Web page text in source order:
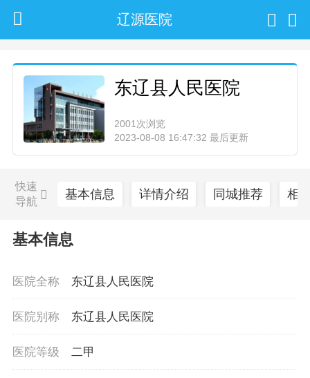
辽源医院
东辽县人民医院
2001次浏览
2023-08-08 16:47:32 最后更新
快速
导航
基本信息 详情介绍 同城推荐 相
基本信息
医院全称 东辽县人民医院
医院别称 东辽县人民医院
医院等级 二甲